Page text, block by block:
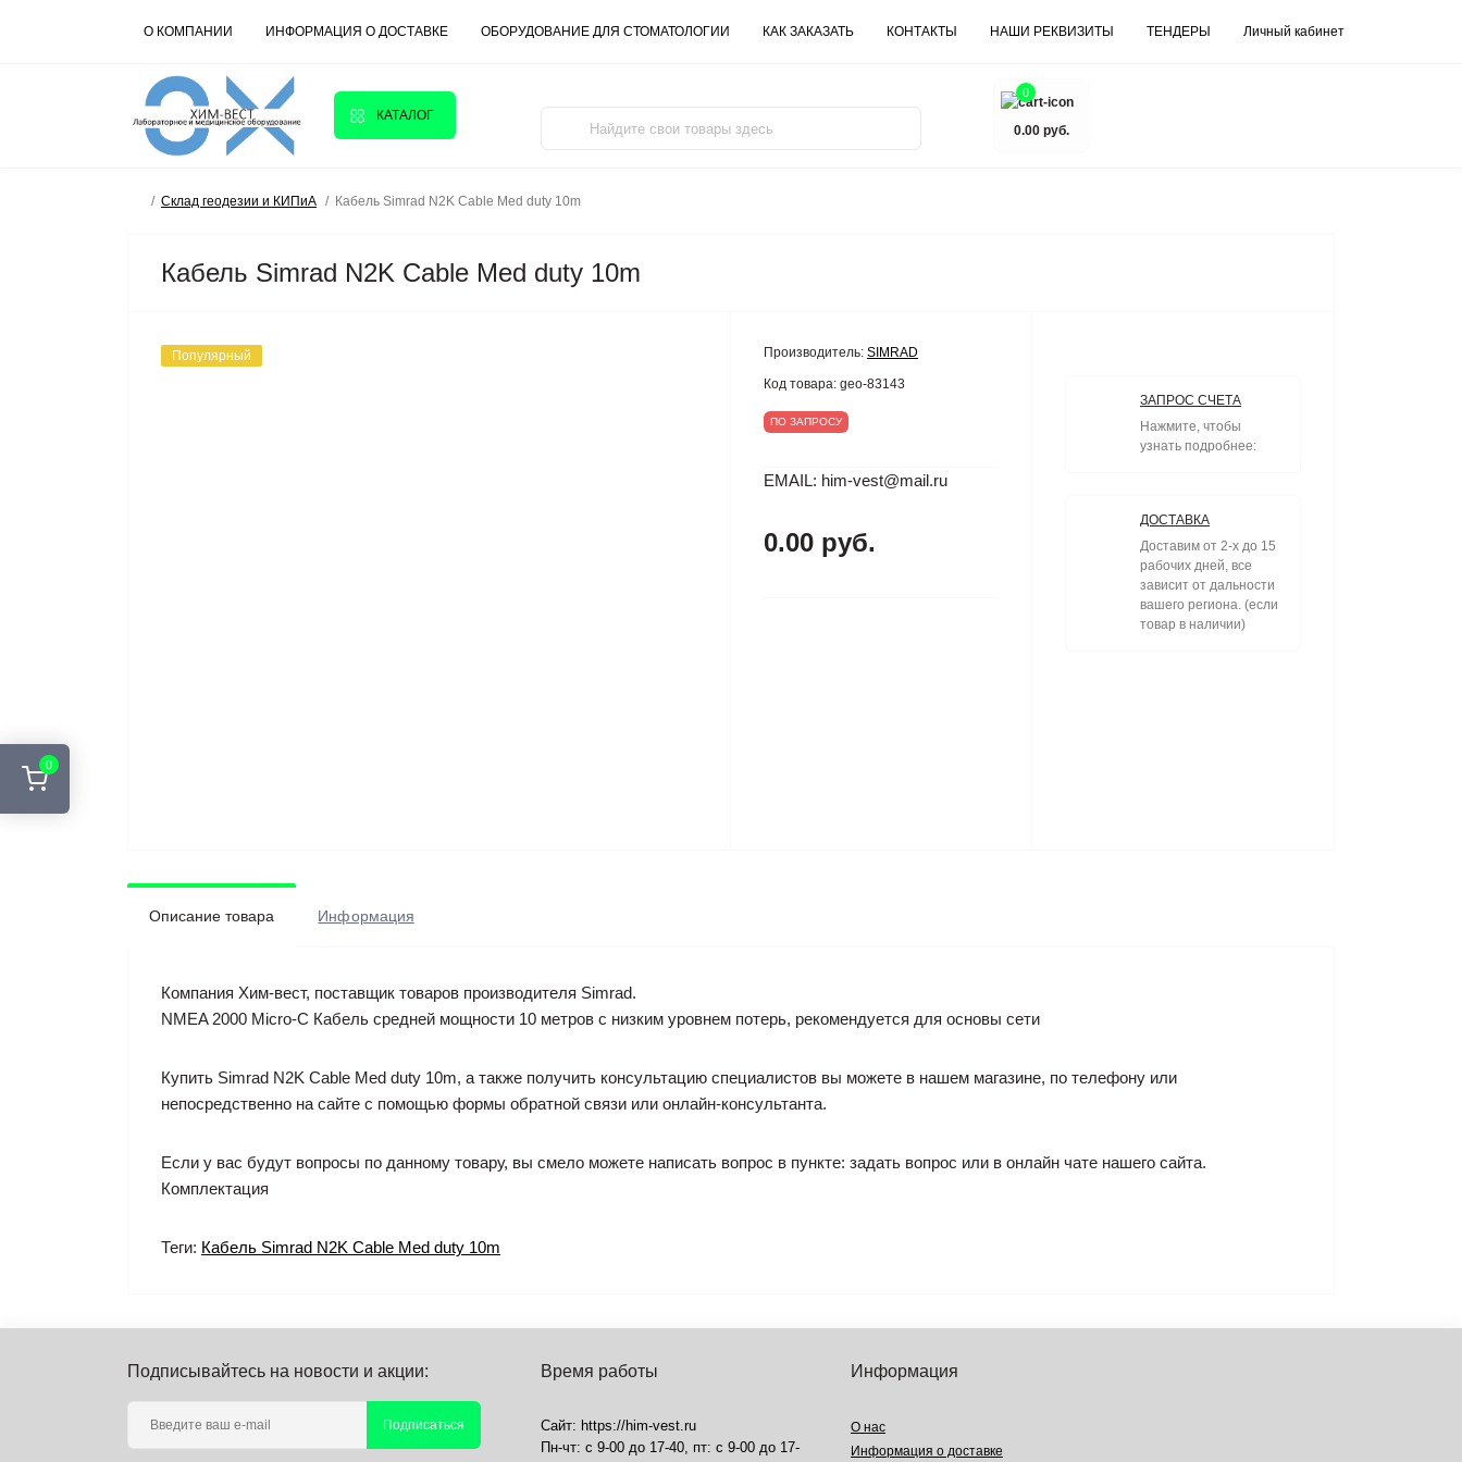
0
О КОМПАНИИ ИНФОРМАЦИЯ О ДОСТАВКЕ ОБОРУДОВАНИЕ ДЛЯ СТОМАТОЛОГИИ КАК ЗАКАЗАТЬ КОНТАКТЫ НАШИ РЕКВИЗИТЫ ТЕНДЕРЫ Личный кабинет
КАТАЛОГ
0
0.00 руб.
Склад геодезии и КИПиА Кабель Simrad N2K Cable Med duty 10m
Кабель Simrad N2K Cable Med duty 10m
Популярный Производитель: SIMRAD
Код товара: geo-83143
ПО ЗАПРОСУ
EMAIL: him-vest@mail.ru
0.00 руб.
ЗАПРОС СЧЕТА
Нажмите, чтобы
узнать подробнее:
ДОСТАВКА
Доставим от 2-х до 15
рабочих дней, все
зависит от дальности
вашего региона. (если
товар в наличии)
Описание товара Информация
Компания Хим-вест, поставщик товаров производителя Simrad.
NMEA 2000 Micro-C Кабель средней мощности 10 метров с низким уровнем потерь, рекомендуется для основы сети
Купить Simrad N2K Cable Med duty 10m, а также получить консультацию специалистов вы можете в нашем магазине, по телефону или
непосредственно на сайте с помощью формы обратной связи или онлайн-консультанта.
Если у вас будут вопросы по данному товару, вы смело можете написать вопрос в пункте: задать вопрос или в онлайн чате нашего сайта.
Комплектация
Теги: Кабель Simrad N2K Cable Med duty 10m
Подписывайтесь на новости и акции:
Подписаться
Время работы
Сайт: https://him-vest.ru
Пн-чт: с 9-00 до 17-40, пт: с 9-00 до 17-
Информация
О нас
Информация о доставке